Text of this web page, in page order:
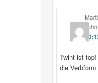
Twint ist
die Verbform